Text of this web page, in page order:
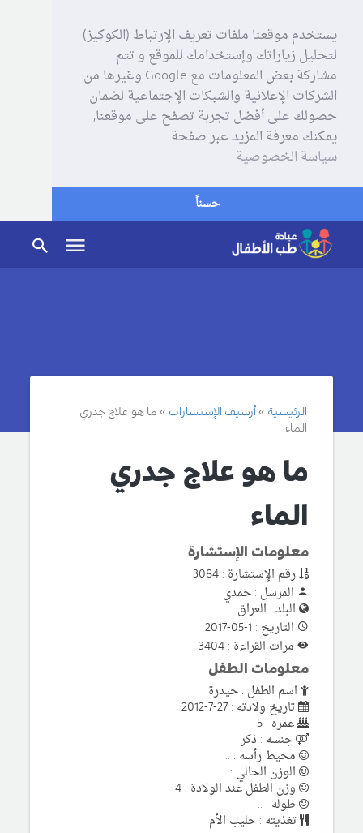
يستخدم موقعنا ملفات تعريف الإرتباط (الكوكيز)
لتحليل زياراتك وإستخدامك للموقع و تتم
مشاركة بعض المعلومات مع Google وغيرها من
الشركات الإعلانية والشبكات الإجتماعية لضمان
حصولك على أفضل تجربة تصفح على موقعنا,
يمكنك معرفة المزيد عبر صفحة
سياسة الخصوصية
حسناً
الرئيسية أرشيف الإستشارات
ما هو علاج جدري
الماء
ما هو علاج جدري
الماء
معلومات الإستشارة
رقم الإستشارة : 3084
المرسل : حمدي
البلد : العراق
التاريخ : 1-05-2017
مرات القراءة : 3404
معلومات الطفل
اسم الطفل : حيدرة
تاريخ ولادته : 27-7-2012
عمره : 5
جنسه : ذكر
محيط رأسه : ...
الوزن الحالي : ...
وزن الطفل عند الولادة : 4
طوله : ..
تغذيته : حليب الأم